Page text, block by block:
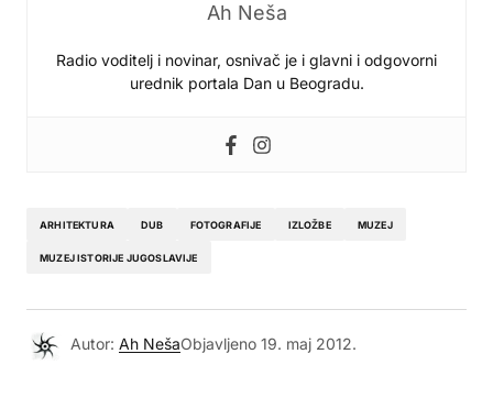
Ah Neša
Radio voditelj i novinar, osnivač je i glavni i odgovorni
urednik portala Dan u Beogradu.
ARHITEKTURA DUB FOTOGRAFIJE IZLOŽBE MUZEJ
MUZEJ ISTORIJE JUGOSLAVIJE
Autor: Ah NešaObjavljeno 19. maj 2012.